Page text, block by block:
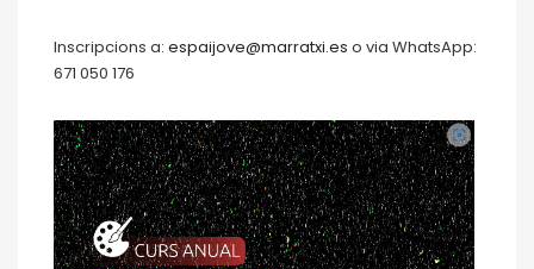
Inscripcions a: espaijove@marratxi.es o via WhatsApp:
671 050 176